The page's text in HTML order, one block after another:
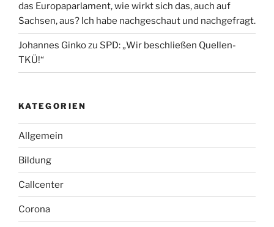
das Europaparlament, wie wirkt sich das, auch auf
Sachsen, aus? Ich habe nachgeschaut und nachgefragt.
Johannes Ginkozu SPD: „Wir beschließen Quellen-
TKÜ!“
KATEGORIEN
Allgemein
Bildung
Callcenter
Corona